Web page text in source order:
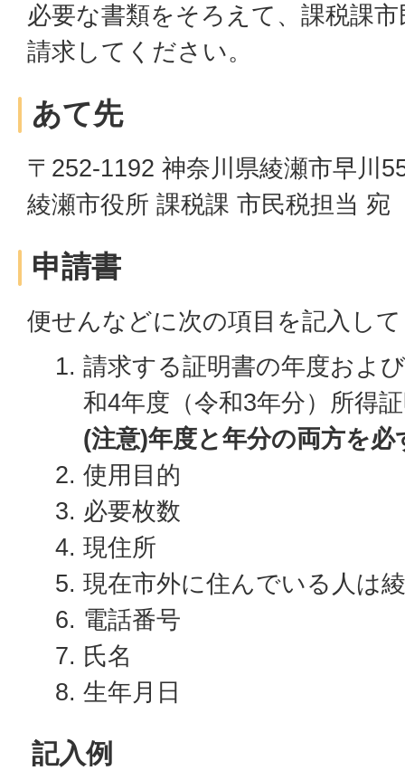
必要な書類をそろえて、課税課
請求してください。
あて先
〒252-1192 神奈川県綾瀬市早川
綾瀬市役所 課税課 市民税担当 宛
申請書
便せんなどに次の項目を記入し
請求する証明書の年度およ
和4年度（令和3年分）所得
(注意)年度と年分の両方を
使用目的
必要枚数
現住所
現在市外に住んでいる人は
電話番号
氏名
生年月日
記入例